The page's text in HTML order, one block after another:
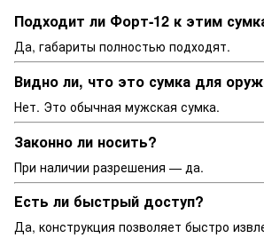
Подходит ли Форт-12 к этим
Да, габариты полностью подходят.
Видно ли, что это сумка для
Нет. Это обычная мужская сумка.
Законно ли носить?
При наличии разрешения — да.
Есть ли быстрый доступ?
Да, конструкция позволяет быстро